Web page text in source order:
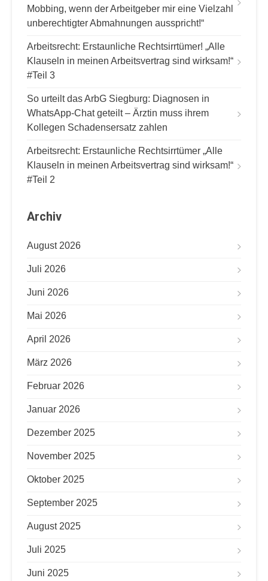
Mobbing, wenn der Arbeitgeber mir eine Vielzahl
unberechtigter Abmahnungen ausspricht!“
Arbeitsrecht: Erstaunliche Rechtsirrtümer! „Alle
Klauseln in meinen Arbeitsvertrag sind wirksam!“
#Teil 3
So urteilt das ArbG Siegburg: Diagnosen in
WhatsApp-Chat geteilt – Ärztin muss ihrem
Kollegen Schadensersatz zahlen
Arbeitsrecht: Erstaunliche Rechtsirrtümer „Alle
Klauseln in meinen Arbeitsvertrag sind wirksam!“
#Teil 2
Archiv
August 2026
Juli 2026
Juni 2026
Mai 2026
April 2026
März 2026
Februar 2026
Januar 2026
Dezember 2025
November 2025
Oktober 2025
September 2025
August 2025
Juli 2025
Juni 2025